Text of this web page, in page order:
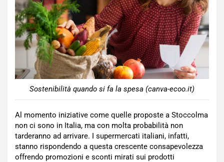
Sostenibilità quando si fa la spesa (canva-ecoo.it)
Al momento iniziative come quelle proposte a Stoccolma
non ci sono in Italia, ma con molta probabilità non
tarderanno ad arrivare. I supermercati italiani, infatti,
stanno rispondendo a questa crescente consapevolezza
offrendo promozioni e sconti mirati sui prodotti